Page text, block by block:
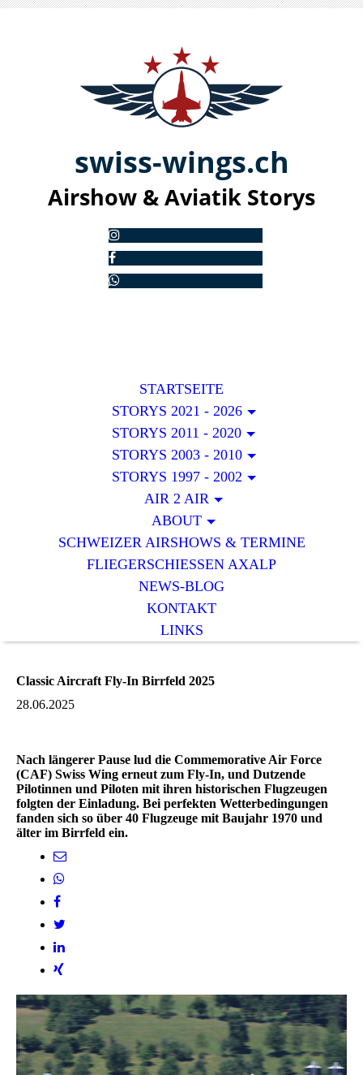
swiss-wings.ch
Airshow & Aviatik Storys
STARTSEITE
STORYS 2021 - 2026
STORYS 2011 - 2020
STORYS 2003 - 2010
STORYS 1997 - 2002
AIR 2 AIR
ABOUT
SCHWEIZER AIRSHOWS & TERMINE
FLIEGERSCHIESSEN AXALP
NEWS-BLOG
KONTAKT
LINKS
Classic Aircraft Fly-In Birrfeld 2025
28.06.2025
Nach längerer Pause lud die Commemorative Air Force
(CAF) Swiss Wing erneut zum Fly-In, und Dutzende
Pilotinnen und Piloten mit ihren historischen Flugzeugen
folgten der Einladung. Bei perfekten Wetterbedingungen
fanden sich so über 40 Flugzeuge mit Baujahr 1970 und
älter im Birrfeld ein.